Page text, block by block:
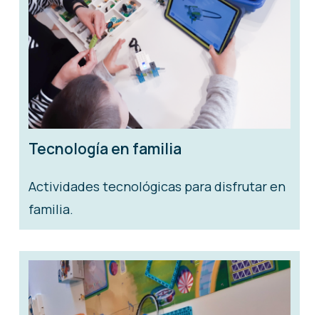
Tecnología en familia
Actividades tecnológicas para disfrutar en
familia.